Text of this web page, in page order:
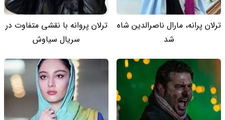
ترلان پرانه، مارال ناصرالدین شاه
شد
ترلان پروانه با نقشی متفاوت در
سریال سیاوش